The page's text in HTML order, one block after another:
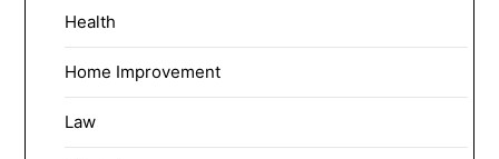
Health
Home Improvement
Law